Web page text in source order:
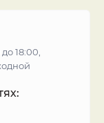
18:00,